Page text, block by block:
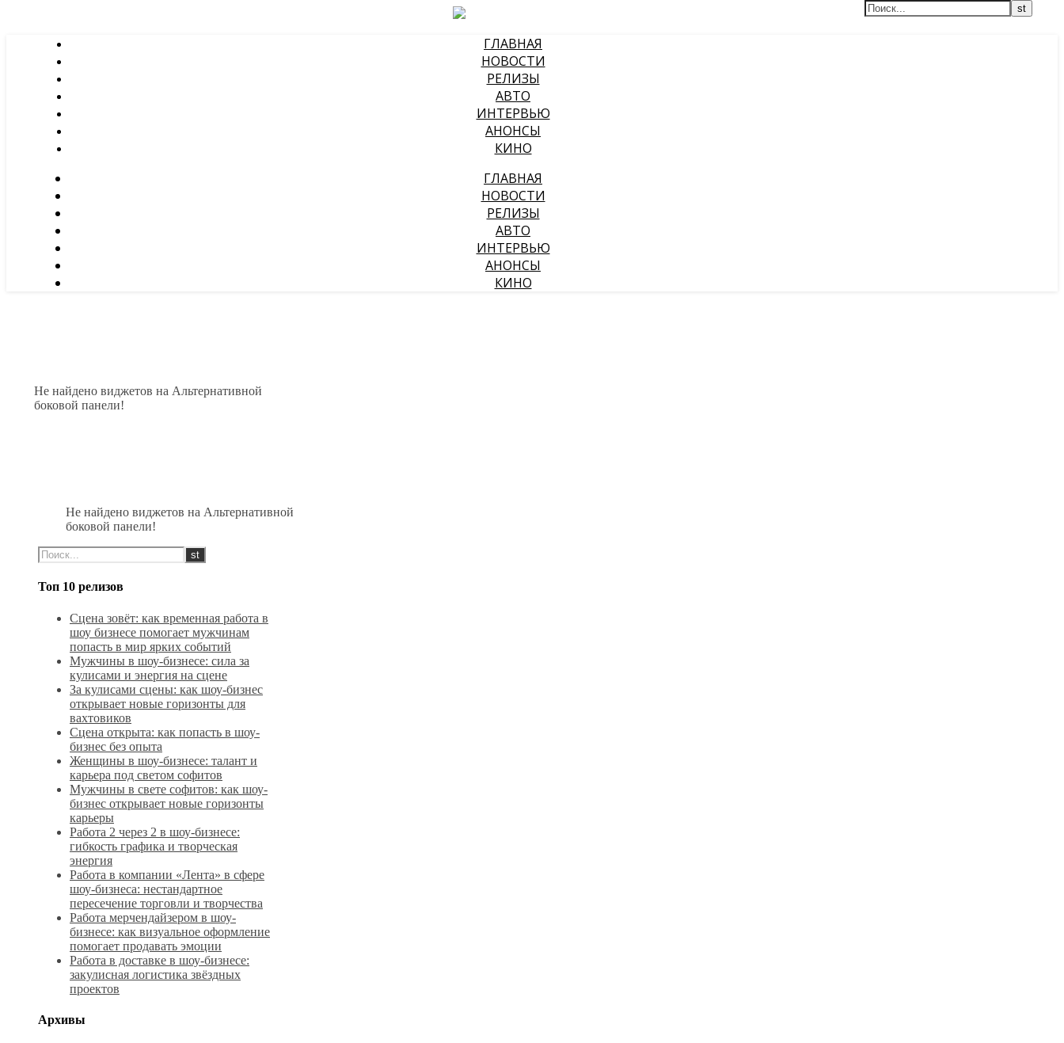
ГЛАВНАЯ
НОВОСТИ
РЕЛИЗЫ
АВТО
ИНТЕРВЬЮ
АНОНСЫ
КИНО
ГЛАВНАЯ
НОВОСТИ
РЕЛИЗЫ
АВТО
ИНТЕРВЬЮ
АНОНСЫ
КИНО
Не найдено виджетов на Альтернативной
боковой панели!
Не найдено виджетов на Альтернативной
боковой панели!
Топ 10 релизов
Сцена зовёт: как временная работа в
шоу бизнесе помогает мужчинам
попасть в мир ярких событий
Мужчины в шоу-бизнесе: сила за
кулисами и энергия на сцене
За кулисами сцены: как шоу-бизнес
открывает новые горизонты для
вахтовиков
Сцена открыта: как попасть в шоу-
бизнес без опыта
Женщины в шоу-бизнесе: талант и
карьера под светом софитов
Мужчины в свете софитов: как шоу-
бизнес открывает новые горизонты
карьеры
Работа 2 через 2 в шоу-бизнесе:
гибкость графика и творческая
энергия
Работа в компании «Лента» в сфере
шоу-бизнеса: нестандартное
пересечение торговли и творчества
Работа мерчендайзером в шоу-
бизнесе: как визуальное оформление
помогает продавать эмоции
Работа в доставке в шоу-бизнесе:
закулисная логистика звёздных
проектов
Архивы